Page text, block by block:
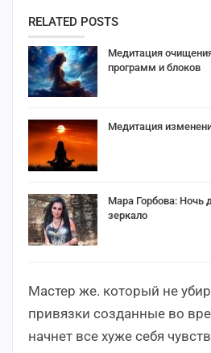
RELATED POSTS
Медитация
программ и блоков
Медитация
Мара Горбова: Ночь
зеркало
Мастер же. который не
привязки созданные во
начнет все хуже себя